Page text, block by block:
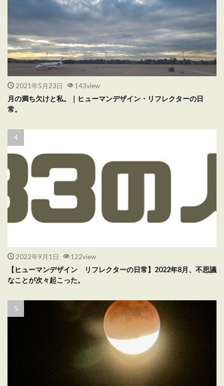
2021年5月23日 143view
月の満ち欠けと私。｜ヒューマンデザイン・リフレクターの日
常。
2022年9月1日 122view
【ヒューマンデザイン リフレクターの日常】2022年8月、不思議
なことが次々起こった。